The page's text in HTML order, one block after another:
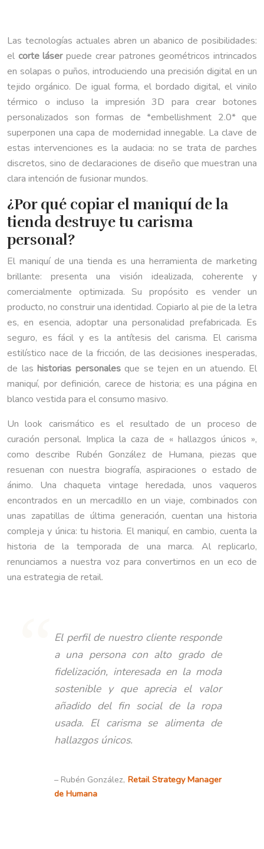
Las tecnologías actuales abren un abanico de posibilidades:
el corte láserpuede crear patrones geométricos intrincados
en solapas o puños, introduciendo una precisión digital en un
tejido orgánico. De igual forma, el bordado digital, el vinilo
térmico o incluso la impresión 3D para crear botones
personalizados son formas de *embellishment 2.0* que
superponen una capa de modernidad innegable. La clave de
estas intervenciones es la audacia: no se trata de parches
discretos, sino de declaraciones de diseño que muestran una
clara intención de fusionar mundos.
¿Por qué copiar el maniquí de la
tienda destruye tu carisma
personal?
El maniquí de una tienda es una herramienta de marketing
brillante: presenta una visión idealizada, coherente y
comercialmente optimizada. Su propósito es vender un
producto, no construir una identidad. Copiarlo al pie de la letra
es, en esencia, adoptar una personalidad prefabricada. Es
seguro, es fácil y es la antítesis del carisma. El carisma
estilístico nace de la fricción, de las decisiones inesperadas,
de las historias personalesque se tejen en un atuendo. El
maniquí, por definición, carece de historia; es una página en
blanco vestida para el consumo masivo.
Un look carismático es el resultado de un proceso de
curación personal. Implica la caza de « hallazgos únicos »,
como describe Rubén González de Humana, piezas que
resuenan con nuestra biografía, aspiraciones o estado de
ánimo. Una chaqueta vintage heredada, unos vaqueros
encontrados en un mercadillo en un viaje, combinados con
unas zapatillas de última generación, cuentan una historia
compleja y única: tu historia. El maniquí, en cambio, cuenta la
historia de la temporada de una marca. Al replicarlo,
renunciamos a nuestra voz para convertirnos en un eco de
una estrategia de retail.
El perfil de nuestro cliente responde
a una persona con alto grado de
fidelización, interesada en la moda
sostenible y que aprecia el valor
añadido del fin social de la ropa
usada. El carisma se alimenta de
hallazgos únicos.
– Rubén González, Retail Strategy Manager
de Humana